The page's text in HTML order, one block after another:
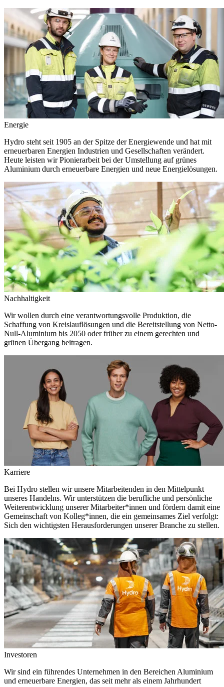
Energie
Hydro steht seit 1905 an der Spitze der Energiewende und hat mit
erneuerbaren Energien Industrien und Gesellschaften verändert.
Heute leisten wir Pionierarbeit bei der Umstellung auf grünes
Aluminium durch erneuerbare Energien und neue Energielösungen.
Nachhaltigkeit
Wir wollen durch eine verantwortungsvolle Produktion, die
Schaffung von Kreislauflösungen und die Bereitstellung von Netto-
Null-Aluminium bis 2050 oder früher zu einem gerechten und
grünen Übergang beitragen.
Karriere
Bei Hydro stellen wir unsere Mitarbeitenden in den Mittelpunkt
unseres Handelns. Wir unterstützen die berufliche und persönliche
Weiterentwicklung unserer Mitarbeiter*innen und fördern damit eine
Gemeinschaft von Kolleg*innen, die ein gemeinsames Ziel verfolgt:
Sich den wichtigsten Herausforderungen unserer Branche zu stellen.
Investoren
Wir sind ein führendes Unternehmen in den Bereichen Aluminium
und erneuerbare Energien, das seit mehr als einem Jahrhundert